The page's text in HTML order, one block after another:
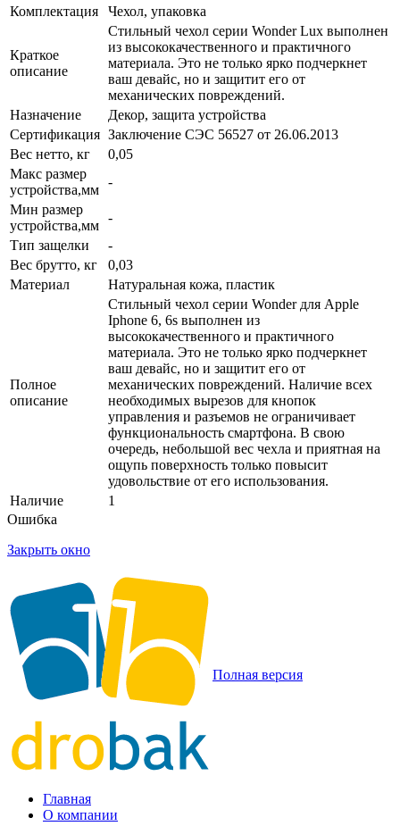
Комплектация
Чехол, упаковка
Краткое
описание
Стильный чехол серии Wonder Lux выполнен
из высококачественного и практичного
материала. Это не только ярко подчеркнет
ваш девайс, но и защитит его от
механических повреждений.
Назначение
Декор, защита устройства
Сертификация Заключение СЭС 56527 от 26.06.2013
Вес нетто, кг
0,05
Макс размер
устройства,мм
-
Мин размер
устройства,мм
-
Тип защелки
-
Вес брутто, кг
0,03
Материал
Натуральная кожа, пластик
Полное
описание
Стильный чехол серии Wonder для Apple
Iphone 6, 6s выполнен из
высококачественного и практичного
материала. Это не только ярко подчеркнет
ваш девайс, но и защитит его от
механических повреждений. Наличие всех
необходимых вырезов для кнопок
управления и разъемов не ограничивает
функциональность смартфона. В свою
очередь, небольшой вес чехла и приятная на
ощупь поверхность только повысит
удовольствие от его использования.
Наличие
1
Ошибка
Закрыть окно
Полная версия
Главная
О компании